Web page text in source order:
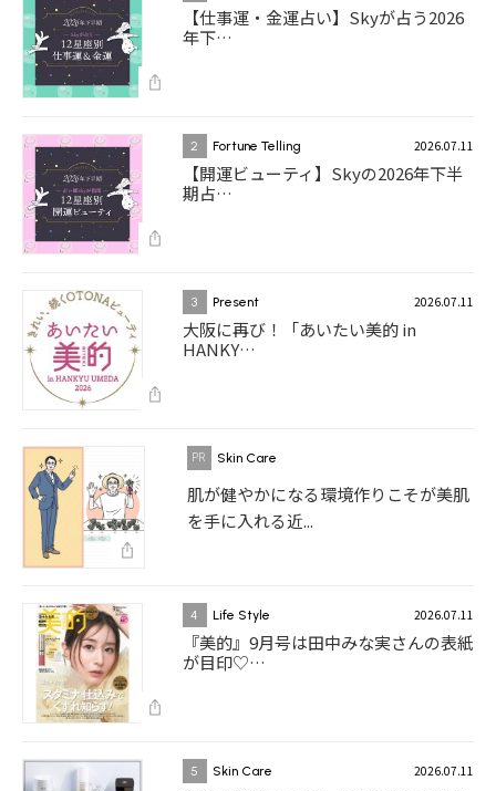
【仕事運・金運占い】Skyが占う2026
年下…
2 Fortune Telling 2026.07.11
【開運ビューティ】Skyの2026年下半
期占…
3 Present 2026.07.11
大阪に再び！「あいたい美的 in
HANKY…
Skin Care
肌が健やかになる環境作りこそが美肌
を手に入れる近...
4 Life Style 2026.07.11
『美的』9月号は田中みな実さんの表紙
が目印♡…
5 Skin Care 2026.07.11